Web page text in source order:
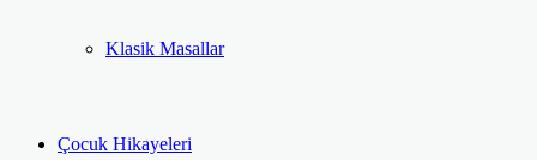
Klasik Masallar
Çocuk Hikayeleri